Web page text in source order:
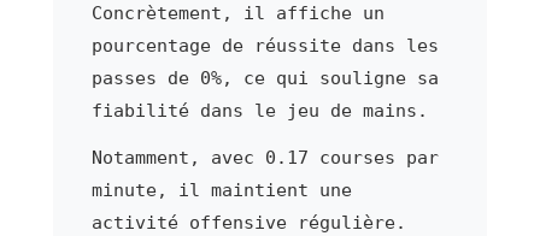
Concrètement, il affiche un
pourcentage de réussite dans les
passes de 0%, ce qui souligne sa
fiabilité dans le jeu de mains.
Notamment, avec 0.17 courses par
minute, il maintient une
activité offensive régulière.